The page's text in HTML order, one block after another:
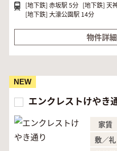
[地下鉄] 赤坂駅 5分 [地下鉄] 天
[地下鉄] 大濠公園駅 14分
物件詳
エンクレストけやき
NEW
家賃
敷／礼